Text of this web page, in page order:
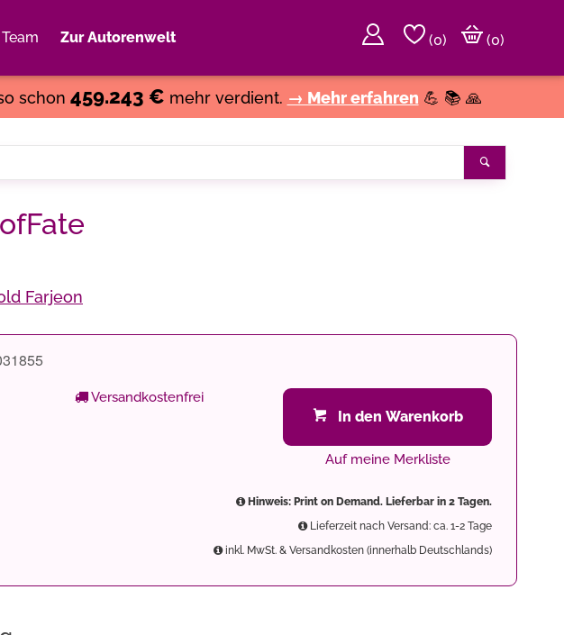
Team Zur Autorenwelt (0)
(0)
schon 459.243 € mehr verdient. → Mehr erfahren 💪 📚 🙏
Farjeon
Versandkostenfrei
In den Warenkorb
Auf meine Merkliste
Hinweis: Print on Demand. Lieferbar in 2 Tagen.
Lieferzeit nach Versand: ca. 1-2 Tage
inkl. MwSt. & Versandkosten (innerhalb Deutschlands)